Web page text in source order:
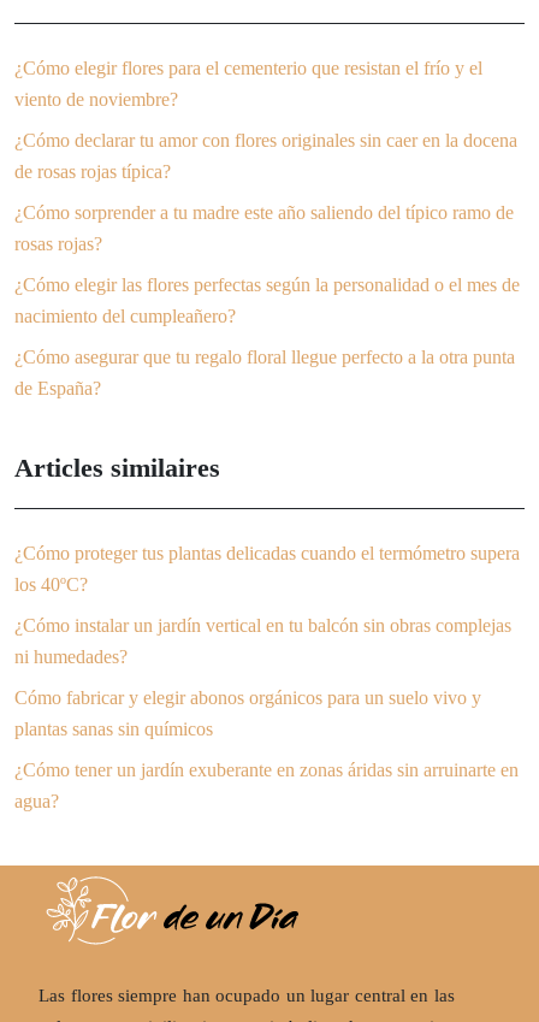
¿Cómo elegir flores para el cementerio que resistan el frío y el
viento de noviembre?
¿Cómo declarar tu amor con flores originales sin caer en la docena
de rosas rojas típica?
¿Cómo sorprender a tu madre este año saliendo del típico ramo de
rosas rojas?
¿Cómo elegir las flores perfectas según la personalidad o el mes de
nacimiento del cumpleañero?
¿Cómo asegurar que tu regalo floral llegue perfecto a la otra punta
de España?
Articles similaires
¿Cómo proteger tus plantas delicadas cuando el termómetro supera
los 40ºC?
¿Cómo instalar un jardín vertical en tu balcón sin obras complejas
ni humedades?
Cómo fabricar y elegir abonos orgánicos para un suelo vivo y
plantas sanas sin químicos
¿Cómo tener un jardín exuberante en zonas áridas sin arruinarte en
agua?
Las flores siempre han ocupado un lugar central en las